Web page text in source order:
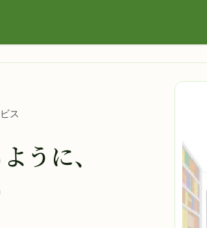
ス
うに、